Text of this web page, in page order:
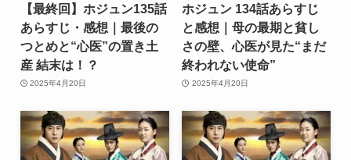
【最終回】ホジュン135話
あらすじ・感想｜最後の
つとめと“心医”の置き土
産 結末は！？
2025年4月20日
ホジュン 134話あらすじ
と感想｜母の最期と貧し
さの壁、心医が見た“まだ
終われない使命”
2025年4月20日